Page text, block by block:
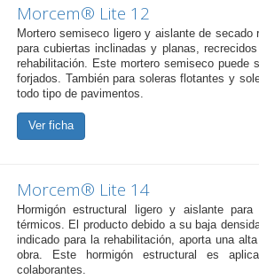
Morcem® Lite 12
Mortero semiseco ligero y aislante de
para cubiertas inclinadas y planas,
rehabilitación. Este mortero semiseco puede
forjados. También para soleras flotantes y
todo tipo de pavimentos.
Ver ficha
Morcem® Lite 14
Hormigón estructural ligero y aislante
térmicos. El producto debido a su baja
indicado para la rehabilitación, aporta una
obra. Este hormigón estructural es
colaborantes.